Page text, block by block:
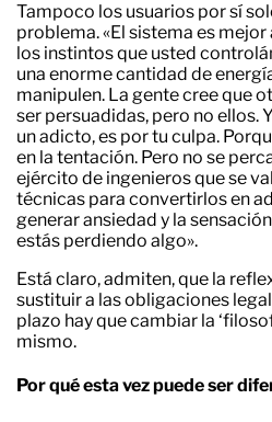
Tampoco los usuarios por sí
problema. «El sistema es
los instintos que usted
una enorme cantidad de
manipulen. La gente cree que
ser persuadidas, pero no ellos.
un adicto, es por tu culpa.
en la tentación. Pero no se
ejército de ingenieros que se
técnicas para convertirlos en
generar ansiedad y la
estás perdiendo algo».
Está claro, admiten, que la
sustituir a las obligaciones
plazo hay que cambiar la
mismo.
Por qué esta vez puede ser